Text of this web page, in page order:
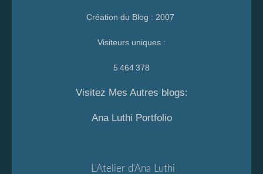
Création du Blog : 2007
Visiteurs uniques :
5 464 378
Visitez Mes Autres blogs:
Ana Luthi Portfolio
L'Atelier d'Ana Luthi